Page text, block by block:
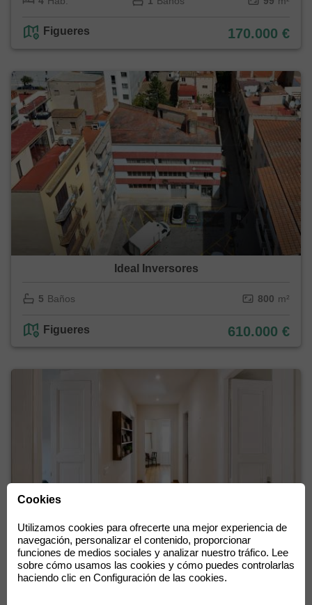
Figueres 170.000 €
Ideal Inversores
5 Baños 800 m²
Figueres 610.000 €
¿Quieres vivir en el centro de Figueres? No te
pierdas esta oportunidad.
Cookies
Utilizamos cookies para ofrecerte una mejor experiencia de
navegación, personalizar el contenido, proporcionar
funciones de medios sociales y analizar nuestro tráfico. Lee
sobre cómo usamos las cookies y cómo puedes controlarlas
haciendo clic en Configuración de las cookies.